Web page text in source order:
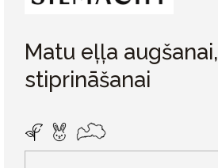
Matu eļļa augšanai,
stiprināšanai